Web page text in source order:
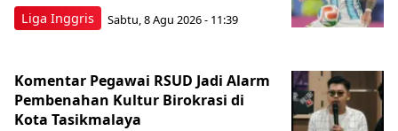
Liga Inggris Sabtu, 8 Agu 2026 - 11:39
Komentar Pegawai RSUD Jadi Alarm
Pembenahan Kultur Birokrasi di
Kota Tasikmalaya